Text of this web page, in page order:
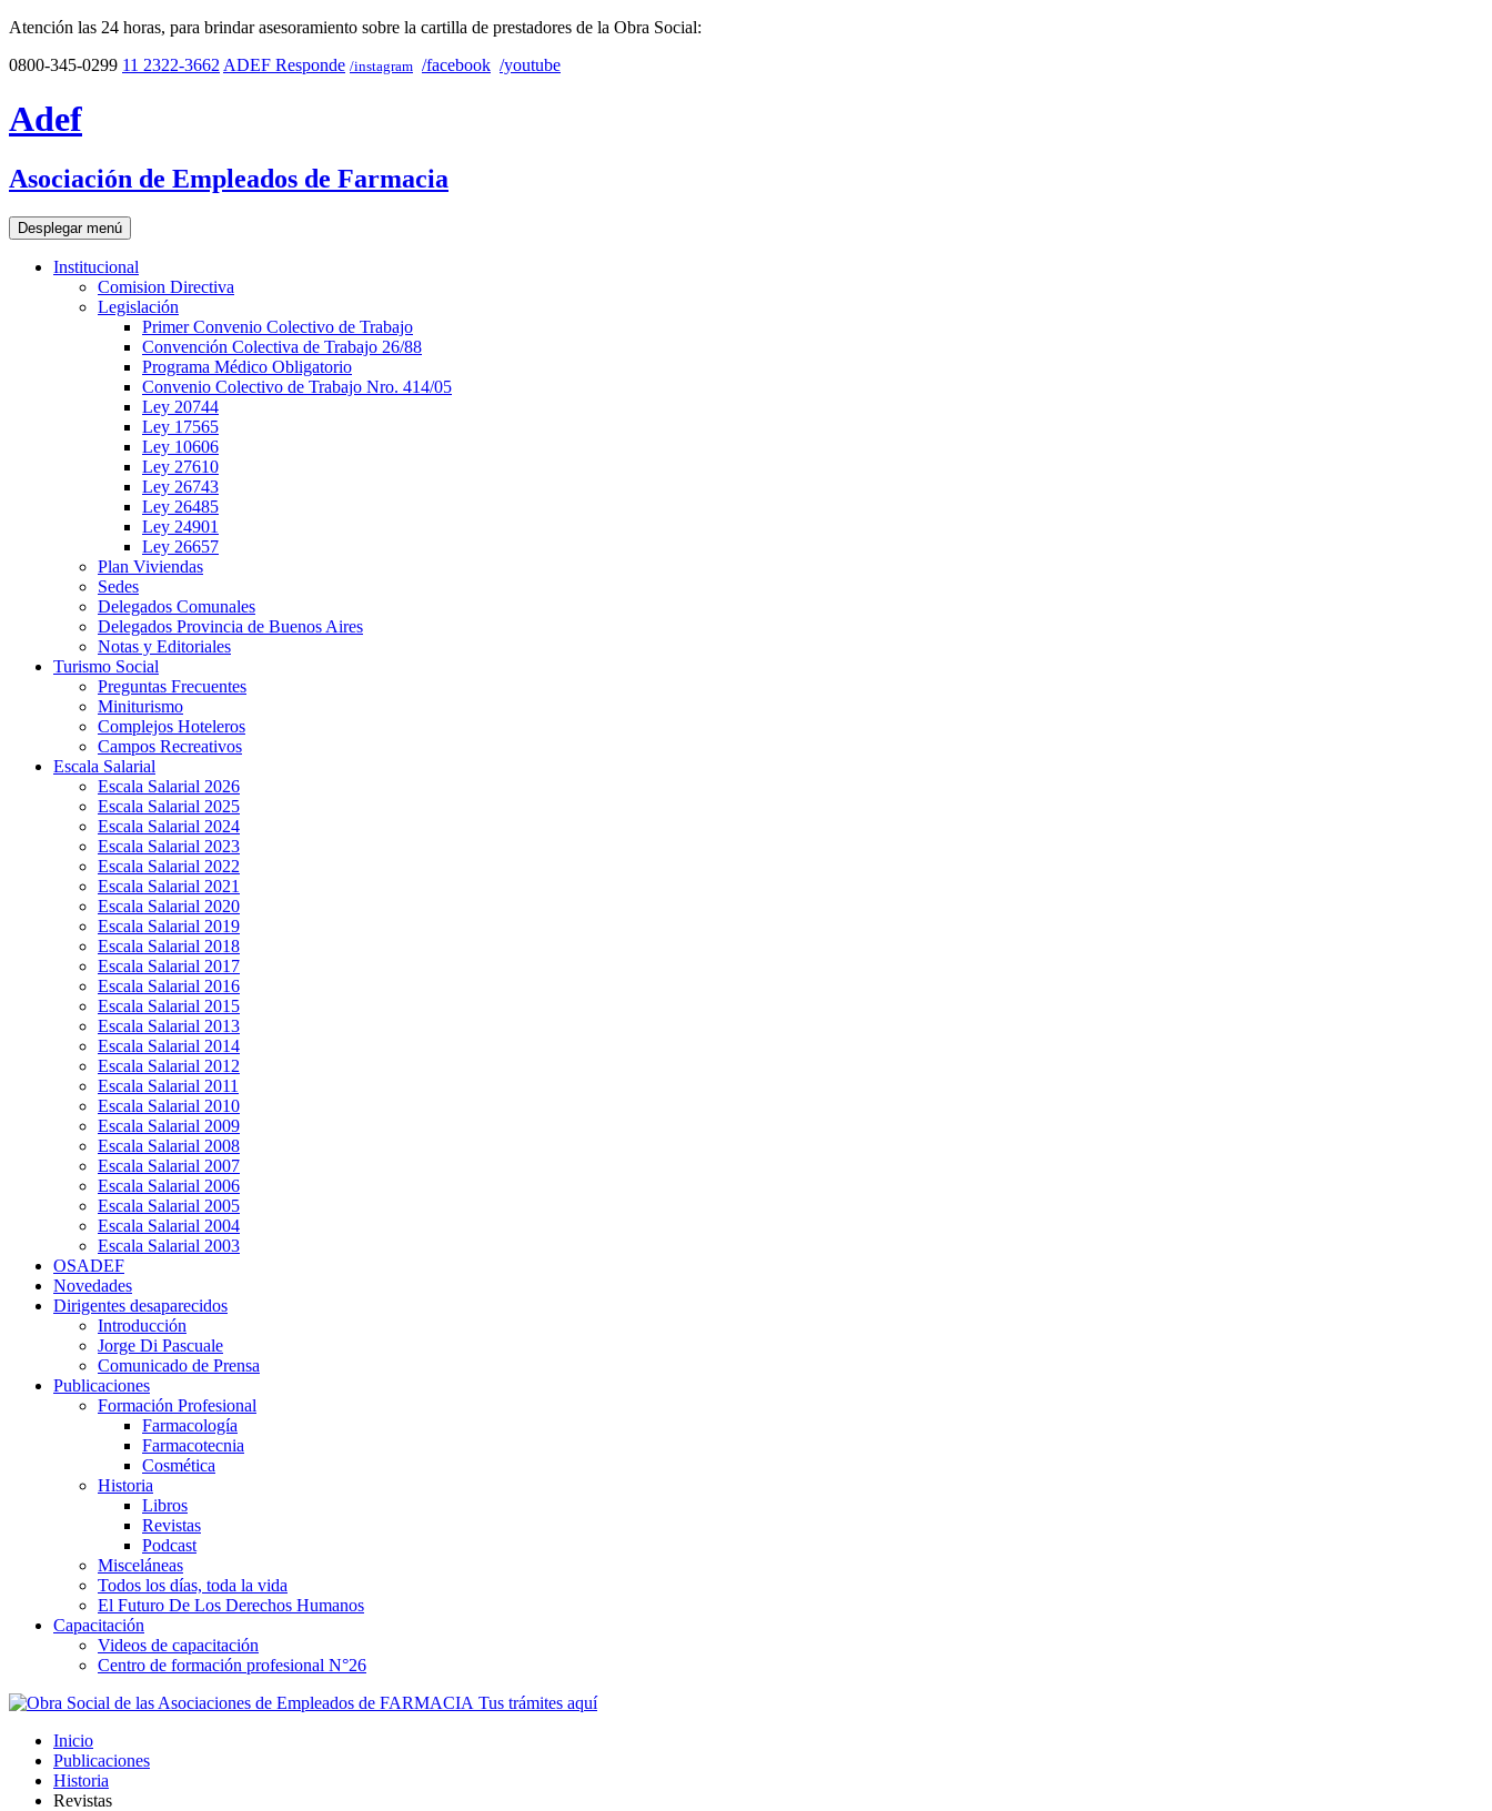
Atención las 24 horas, para brindar asesoramiento sobre la cartilla de prestadores de la Obra Social:
0800-345-0299 11 2322-3662 ADEF Responde /instagram /facebook /youtube
Adef
Asociación de Empleados de Farmacia
Desplegar menú
Institucional
Comision Directiva
Legislación
Primer Convenio Colectivo de Trabajo
Convención Colectiva de Trabajo 26/88
Programa Médico Obligatorio
Convenio Colectivo de Trabajo Nro. 414/05
Ley 20744
Ley 17565
Ley 10606
Ley 27610
Ley 26743
Ley 26485
Ley 24901
Ley 26657
Plan Viviendas
Sedes
Delegados Comunales
Delegados Provincia de Buenos Aires
Notas y Editoriales
Turismo Social
Preguntas Frecuentes
Miniturismo
Complejos Hoteleros
Campos Recreativos
Escala Salarial
Escala Salarial 2026
Escala Salarial 2025
Escala Salarial 2024
Escala Salarial 2023
Escala Salarial 2022
Escala Salarial 2021
Escala Salarial 2020
Escala Salarial 2019
Escala Salarial 2018
Escala Salarial 2017
Escala Salarial 2016
Escala Salarial 2015
Escala Salarial 2013
Escala Salarial 2014
Escala Salarial 2012
Escala Salarial 2011
Escala Salarial 2010
Escala Salarial 2009
Escala Salarial 2008
Escala Salarial 2007
Escala Salarial 2006
Escala Salarial 2005
Escala Salarial 2004
Escala Salarial 2003
OSADEF
Novedades
Dirigentes desaparecidos
Introducción
Jorge Di Pascuale
Comunicado de Prensa
Publicaciones
Formación Profesional
Farmacología
Farmacotecnia
Cosmética
Historia
Libros
Revistas
Podcast
Misceláneas
Todos los días, toda la vida
El Futuro De Los Derechos Humanos
Capacitación
Videos de capacitación
Centro de formación profesional N°26
Tus trámites aquí
Inicio
Publicaciones
Historia
Revistas